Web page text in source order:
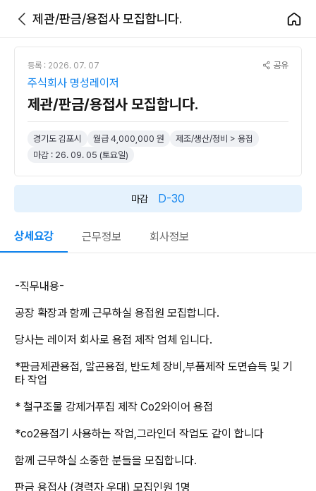
제관/판금/용접사 모집합니다.
등록 : 2026. 07. 07 공유
주식회사 명성레이저
제관/판금/용접사 모집합니다.
경기도 김포시 월급 4,000,000 원
제조/생산/정비 > 용접
마감 : 26. 09. 05 (토요일)
마감 D-30
상세요강 근무정보 회사정보
-직무내용-
공장 확장과 함께 근무하실 용접원 모집합니다.
당사는 레이저 회사로 용접 제작 업체 입니다.
*판금제관용접, 알곤용접, 반도체 장비,부품제작 도면습득 및 기
타 작업
* 철구조물 강제거푸집 제작 Co2와이어 용접
*co2용접기 사용하는 작업,그라인더 작업도 같이 합니다
함께 근무하실 소중한 분들을 모집합니다.
판금 용접사 (경력자 우대) 모집인원 1명